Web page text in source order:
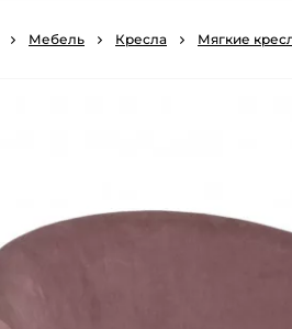
Мебель Кресла Мягкие